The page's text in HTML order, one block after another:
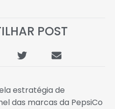
POST
estratégia de
das marcas da PepsiCo